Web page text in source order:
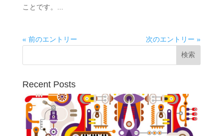
ことです。...
« 前のエントリー 次のエントリー »
Recent Posts